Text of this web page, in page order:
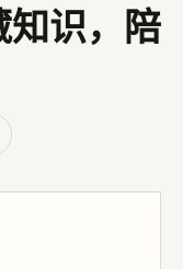
识，陪